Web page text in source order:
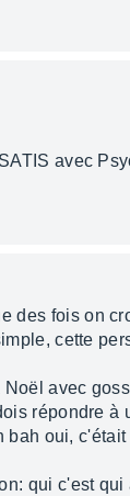
avec
des fois on
cette
avec
répondre à
bah oui,
qui c'est